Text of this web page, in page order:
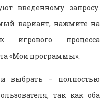
введенному запросу.
вариант, нажмите на
игрового процесса
«Мои программы».
выбрать – полностью
так как оба